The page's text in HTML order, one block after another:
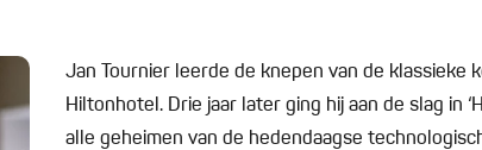
Jan Tournier leerde de knepen van de klassieke
Hiltonhotel. Drie jaar later ging hij aan de slag in
alle geheimen van de hedendaagse